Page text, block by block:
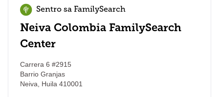
Sentro sa FamilySearch
Neiva Colombia FamilySearch
Center
Carrera 6 #2915
Barrio Granjas
Neiva
Huila 410001